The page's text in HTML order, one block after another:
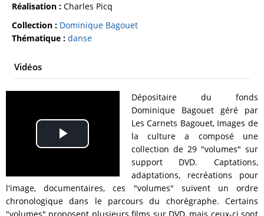
Réalisation : Charles Picq
Collection : Dominique Bagouet
Thématique : danse
Vidéos
Play
Video
Dépositaire du fonds
Dominique Bagouet géré par
Les Carnets Bagouet, Images de
la culture a composé une
collection de 29 "volumes" sur
support DVD. Captations,
adaptations, recréations pour
l'image, documentaires, ces "volumes" suivent un ordre
chronologique dans le parcours du chorégraphe. Certains